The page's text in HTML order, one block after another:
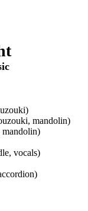
mandolin)
mandolin)
vocals)